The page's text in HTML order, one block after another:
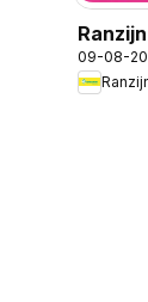
09-08-